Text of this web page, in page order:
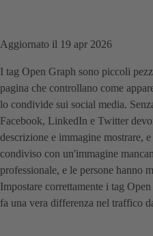
Aggiornato il 19 apr 2026
I tag Open Graph sono piccoli
pagina che controllano come
lo condivide sui social media.
Facebook, LinkedIn e Twitter
descrizione e immagine mostrare,
condiviso con un'immagine
professionale, e le persone hanno
Impostare correttamente i tag
fa una vera differenza nel traffico